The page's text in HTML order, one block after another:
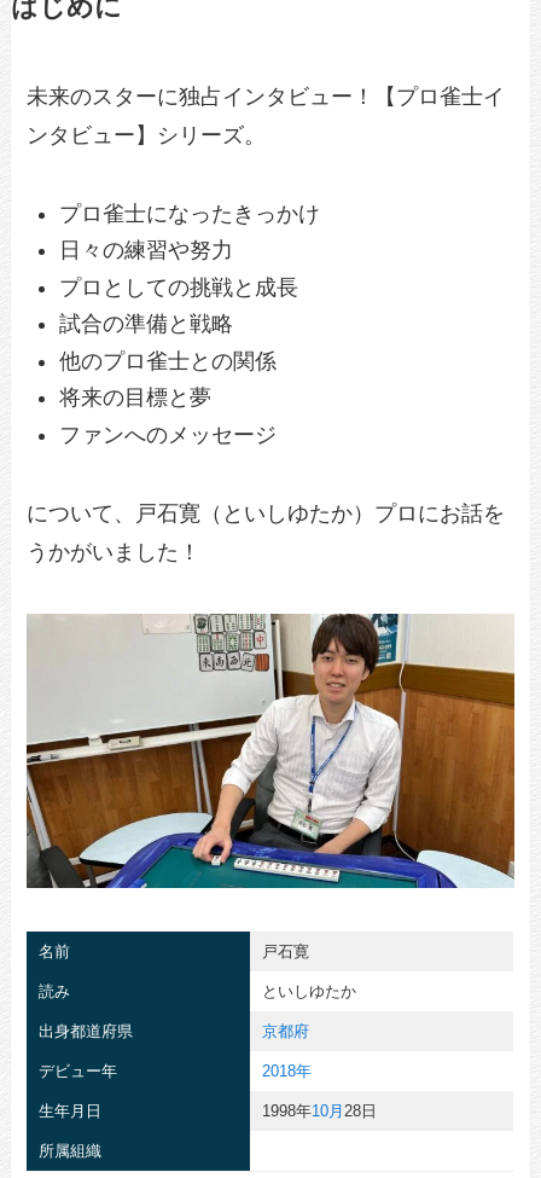
はじめに
未来のスターに独占インタビュー！【プロ雀士イ
ンタビュー】シリーズ。
プロ雀士になったきっかけ
日々の練習や努力
プロとしての挑戦と成長
試合の準備と戦略
他のプロ雀士との関係
将来の目標と夢
ファンへのメッセージ
について、戸石寛（といしゆたか）プロにお話を
うかがいました！
名前 戸石寛
読み といしゆたか
出身都道府県 京都府
デビュー年 2018年
生年月日 1998年10月28日
所属組織